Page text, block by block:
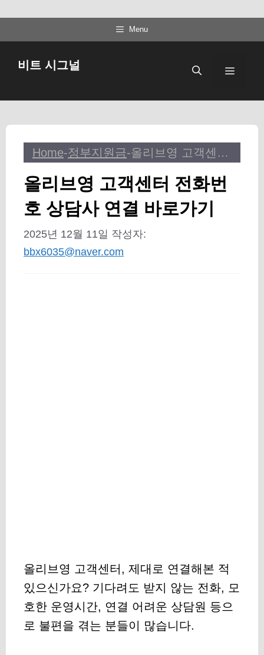
텐
뛰
Menu
비트 시그널 메
Home-정부지원금- 올리브영 고객센터 전화번호 상담사 연결 바로가기
올리브영 고객센터 전화번
호 상담사 연결 바로가기
2025년 12월 11일 작성자:
bbx6035@naver.com
올리브영 고객센터, 제대로 연결해본 적
있으신가요? 기다려도 받지 않는 전화, 모
호한 운영시간, 연결 어려운 상담원 등으
로 불편을 겪는 분들이 많습니다.